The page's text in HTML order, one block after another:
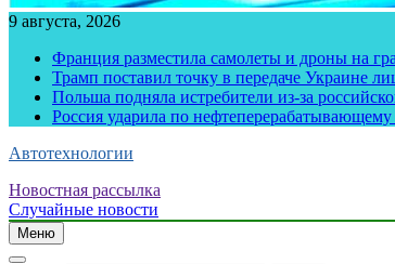
9 августа, 2026
Франция разместила самолеты и дроны на
Трамп поставил точку в передаче Украине
Польша подняла истребители из-за
Россия ударила по нефтеперерабатывающему
Автотехнологии
Новостная рассылка
Случайные новости
Меню